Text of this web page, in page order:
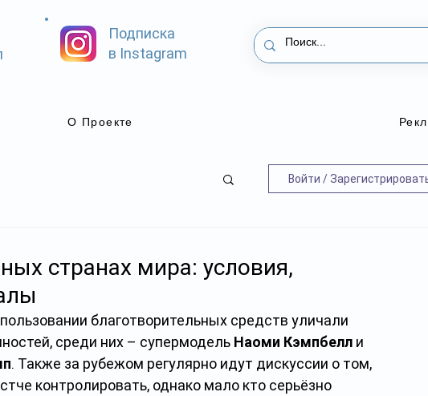
Подписка
в Instagram
О Проекте
Войти /
странах мира: условия,
благотворительных средств уличали
среди них – супермодель Наоми Кэмпбелл и
. Также за рубежом регулярно идут дискуссии о том,
контролировать, однако мало кто серьёзно